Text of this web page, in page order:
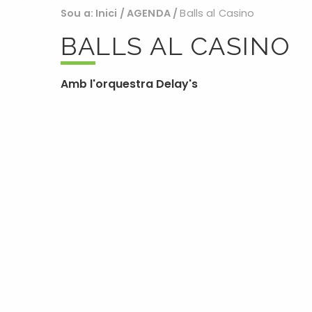
Sou a: Inici /AGENDA /Balls al Casino
BALLS AL CASINO
Amb l'orquestra Delay's